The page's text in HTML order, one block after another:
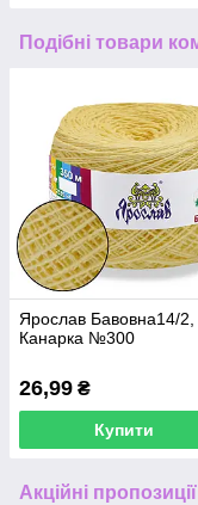
Подібні товари
Ярослав Бавовна14/2,
Канарка №300
26,99 ₴
Купити
Акційні